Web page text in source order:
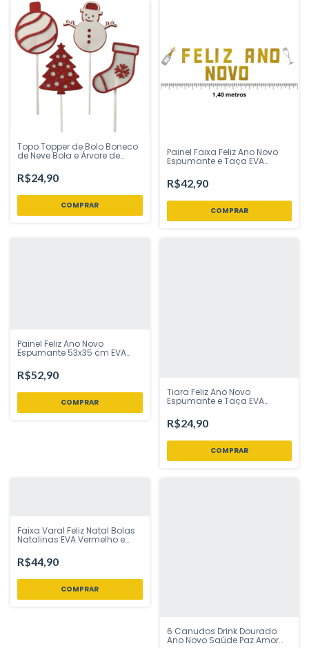
Topo Topper de Bolo Boneco
de Neve Bola e Árvore de
Vivarte - Inspire sua Festa
Loja
R$24,90
Painel Faixa Feliz Ano Novo
Espumante e Taça EVA
Inspire sua Festa Loja
R$42,90
Painel Feliz Ano Novo
Espumante 53x35 cm EVA
Vivarte - Inspire sua Festa
Loja
R$52,90
Tiara Feliz Ano Novo
Espumante e Taça EVA
Inspire sua Festa Loja
R$24,90
Faixa Varal Feliz Natal Bolas
Natalinas EVA Vermelho e
Inspire sua Festa Loja
R$44,90
6 Canudos Drink Dourado
Ano Novo Saúde Paz Amor